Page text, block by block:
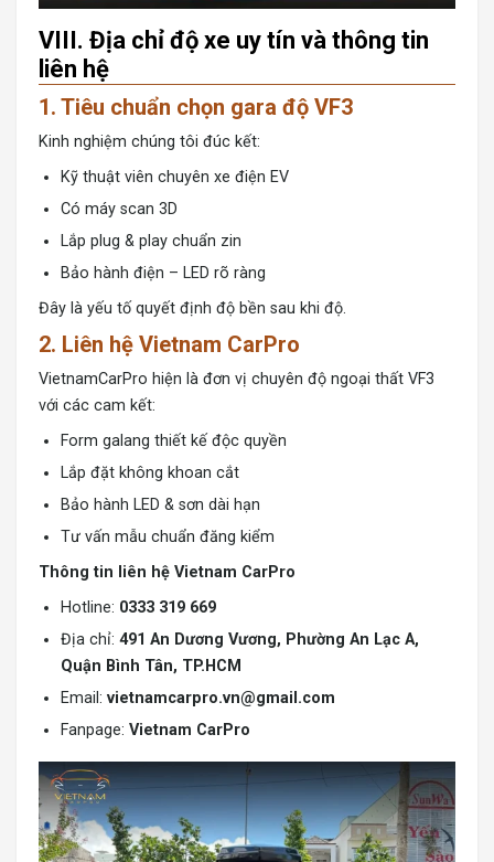
VIII. Địa chỉ độ xe uy tín và thông tin
liên hệ
1. Tiêu chuẩn chọn gara độ VF3
Kinh nghiệm chúng tôi đúc kết:
Kỹ thuật viên chuyên xe điện EV
Có máy scan 3D
Lắp plug & play chuẩn zin
Bảo hành điện – LED rõ ràng
Đây là yếu tố quyết định độ bền sau khi độ.
2. Liên hệ Vietnam CarPro
VietnamCarPro hiện là đơn vị chuyên độ ngoại thất VF3
với các cam kết:
Form galang thiết kế độc quyền
Lắp đặt không khoan cắt
Bảo hành LED & sơn dài hạn
Tư vấn mẫu chuẩn đăng kiểm
Thông tin liên hệ Vietnam CarPro
Hotline: 0333 319 669
Địa chỉ: 491 An Dương Vương, Phường An Lạc A,
Quận Bình Tân, TP.HCM
Email: vietnamcarpro.vn@gmail.com
Fanpage: Vietnam CarPro